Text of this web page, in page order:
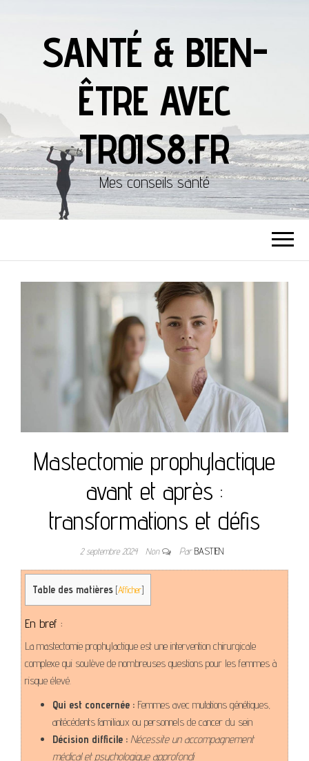
SANTÉ & BIEN-
ÊTRE AVEC
TROIS8.FR
Mes conseils santé
Mastectomie prophylactique
avant et après :
transformations et défis
2 septembre 2024 Non ParBASTIEN
Table des matières [Afficher]
En bref :
La mastectomie prophylactique est une intervention chirurgicale
complexe qui soulève de nombreuses questions pour les femmes à
risque élevé.
Qui est concernée : Femmes avec mutations génétiques,
antécédents familiaux ou personnels de cancer du sein
Décision difficile : Nécessite un accompagnement
médical et psychologique approfondi